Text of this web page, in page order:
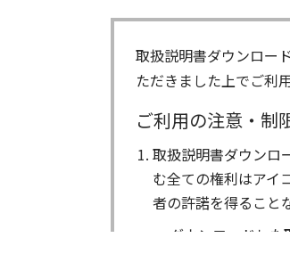
取扱説明書ダウンロー
ただきました上でご利
ご利用の注意・制
取扱説明書ダウンロ
む全ての権利はアイ
者の許諾を得ること
ダウンロードし